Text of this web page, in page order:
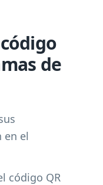
de
en el
código QR